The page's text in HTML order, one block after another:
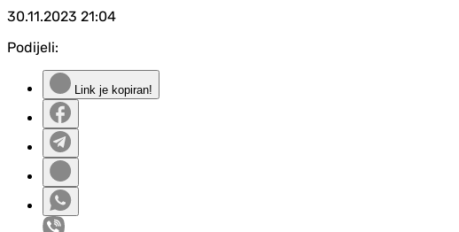
30.11.2023 21:04
Podijeli:
Link je kopiran!